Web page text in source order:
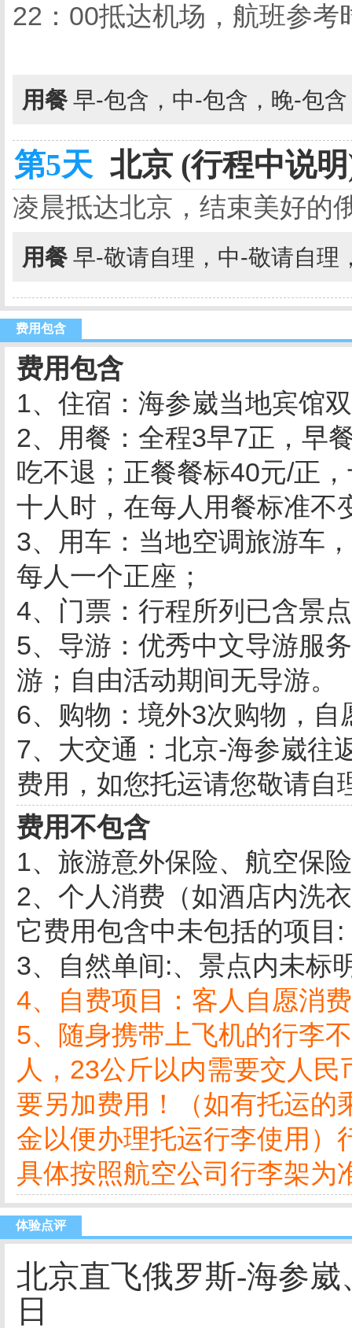
22：00抵达机场，航班参
用餐 早-包含，中-包含，晚-包
第5天 北京 (行程中说
凌晨抵达北京，结束美好的
用餐 早-敬请自理，中-敬请自理
费用包含
费用包含
1、住宿：海参崴当地宾馆
2、用餐：全程3早7正，早
吃不退；正餐餐标40元/正
十人时，在每人用餐标准不
3、用车：当地空调旅游车
每人一个正座；
4、门票：行程所列已含景
5、导游：优秀中文导游服
游；自由活动期间无导游。
6、购物：境外3次购物，自
7、大交通：北京-海参崴往
费用，如您托运请您敬请自
费用不包含
1、旅游意外保险、航空保
2、个人消费（如酒店内洗
它费用包含中未包括的项目:
3、自然单间:、景点内未标
4、自费项目：客人自愿消
5、随身携带上飞机的行李
人，23公斤以内需要交人
要另加费用！（如有托运的
金以便办理托运行李使用）
具体按照航空公司行李架为
体验点评
北京直飞俄罗斯-海参
日